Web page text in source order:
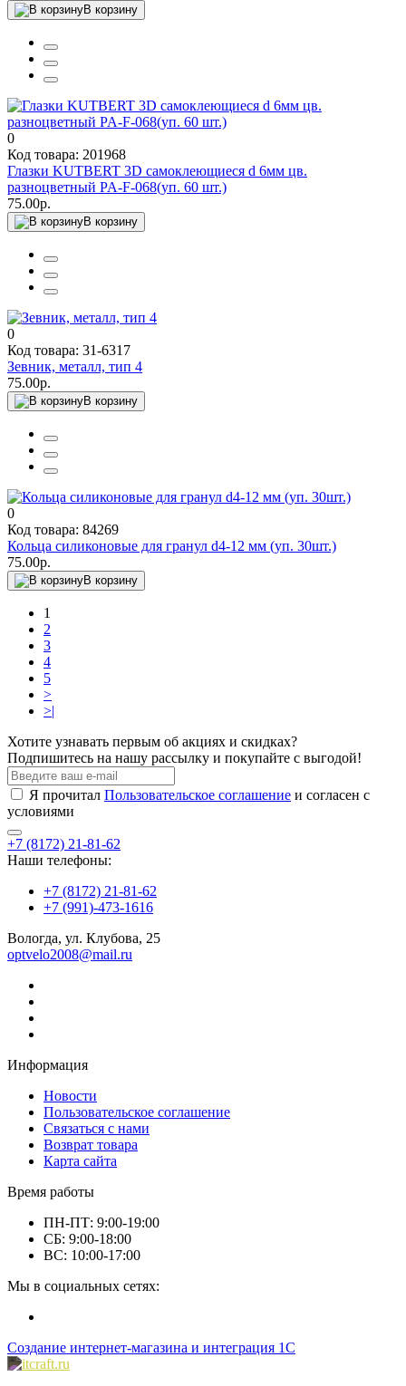
В корзину
0
Код товара: 201968
Глазки KUTBERT 3D самоклеющиеся d 6мм цв.
разноцветный PA-F-068(уп. 60 шт.)
75.00р.
В корзину
0
Код товара: 31-6317
Зевник, металл, тип 4
75.00р.
В корзину
0
Код товара: 84269
Кольца силиконовые для гранул d4-12 мм (уп. 30шт.)
75.00р.
В корзину
1
2
3
4
5
>
>|
Хотите узнавать первым об акциях и скидках?
Подпишитесь на нашу рассылку и покупайте с выгодой!
Я прочитал Пользовательское соглашение и согласен с
условиями
+7 (8172) 21-81-62
Наши телефоны:
+7 (8172) 21-81-62
+7 (991)-473-1616
Вологда, ул. Клубова, 25
optvelo2008@mail.ru
Информация
Новости
Пользовательское соглашение
Связаться с нами
Возврат товара
Карта сайта
Время работы
ПН-ПТ: 9:00-19:00
СБ: 9:00-18:00
ВС: 10:00-17:00
Мы в социальных сетях:
Создание интернет-магазина и интеграция 1С